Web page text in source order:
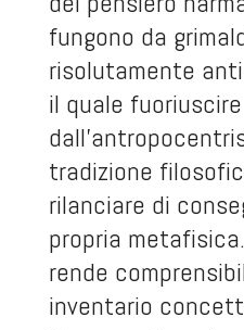
fungono da
risolutamente
il quale fuoriuscire
tradizione
rilanciare di
propria
rende
inventario